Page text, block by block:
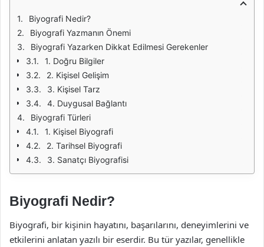
Biyografi Nedir?
Biyografi Yazmanın Önemi
Biyografi Yazarken Dikkat Edilmesi Gerekenler
1. Doğru Bilgiler
2. Kişisel Gelişim
3. Kişisel Tarz
4. Duygusal Bağlantı
Biyografi Türleri
1. Kişisel Biyografi
2. Tarihsel Biyografi
3. Sanatçı Biyografisi
Biyografi Nedir?
Biyografi, bir kişinin hayatını, başarılarını, deneyimlerini ve
etkilerini anlatan yazılı bir eserdir. Bu tür yazılar, genellikle